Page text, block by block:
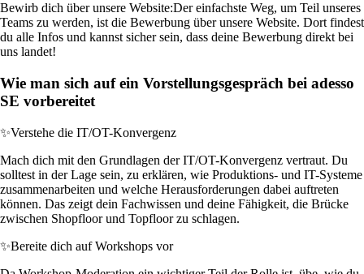
Bewirb dich über unsere Website:Der einfachste Weg, um Teil unseres
Teams zu werden, ist die Bewerbung über unsere Website. Dort findest
du alle Infos und kannst sicher sein, dass deine Bewerbung direkt bei
uns landet!
Wie man sich auf ein Vorstellungsgespräch bei adesso
SE vorbereitet
✨Verstehe die IT/OT-Konvergenz
Mach dich mit den Grundlagen der IT/OT-Konvergenz vertraut. Du
solltest in der Lage sein, zu erklären, wie Produktions- und IT-Systeme
zusammenarbeiten und welche Herausforderungen dabei auftreten
können. Das zeigt dein Fachwissen und deine Fähigkeit, die Brücke
zwischen Shopfloor und Topfloor zu schlagen.
✨Bereite dich auf Workshops vor